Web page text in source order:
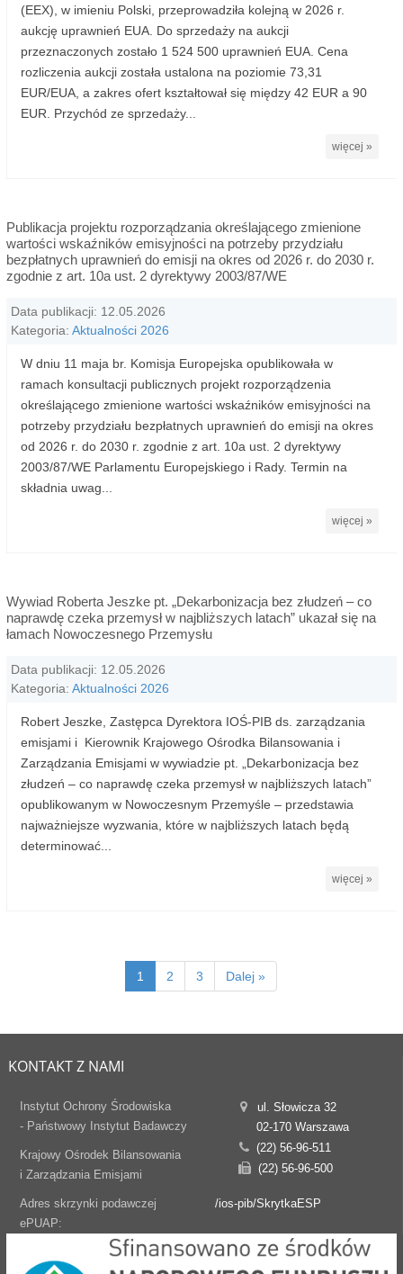
(EEX), w imieniu Polski, przeprowadziła kolejną w 2026 r.
aukcję uprawnień EUA. Do sprzedaży na aukcji
przeznaczonych zostało 1 524 500 uprawnień EUA. Cena
rozliczenia aukcji została ustalona na poziomie 73,31
EUR/EUA, a zakres ofert kształtował się między 42 EUR a 90
EUR. Przychód ze sprzedaży...
więcej »
Publikacja projektu rozporządzania określającego zmienione
wartości wskaźników emisyjności na potrzeby przydziału
bezpłatnych uprawnień do emisji na okres od 2026 r. do 2030 r.
zgodnie z art. 10a ust. 2 dyrektywy 2003/87/WE
Data publikacji: 12.05.2026
Kategoria: Aktualności 2026
W dniu 11 maja br. Komisja Europejska opublikowała w
ramach konsultacji publicznych projekt rozporządzenia
określającego zmienione wartości wskaźników emisyjności na
potrzeby przydziału bezpłatnych uprawnień do emisji na okres
od 2026 r. do 2030 r. zgodnie z art. 10a ust. 2 dyrektywy
2003/87/WE Parlamentu Europejskiego i Rady. Termin na
składnia uwag...
więcej »
Wywiad Roberta Jeszke pt. „Dekarbonizacja bez złudzeń – co
naprawdę czeka przemysł w najbliższych latach” ukazał się na
łamach Nowoczesnego Przemysłu
Data publikacji: 12.05.2026
Kategoria: Aktualności 2026
Robert Jeszke, Zastępca Dyrektora IOŚ-PIB ds. zarządzania
emisjami i Kierownik Krajowego Ośrodka Bilansowania i
Zarządzania Emisjami w wywiadzie pt. „Dekarbonizacja bez
złudzeń – co naprawdę czeka przemysł w najbliższych latach”
opublikowanym w Nowoczesnym Przemyśle – przedstawia
najważniejsze wyzwania, które w najbliższych latach będą
determinować...
więcej »
1 2 3 Dalej »
KONTAKT Z NAMI
Instytut Ochrony Środowiska
- Państwowy Instytut Badawczy
Krajowy Ośrodek Bilansowania
i Zarządzania Emisjami
ul. Słowicza 32
02-170 Warszawa
(22) 56-96-511
(22) 56-96-500
Adres skrzynki podawczej
ePUAP:
/ios-pib/SkrytkaESP